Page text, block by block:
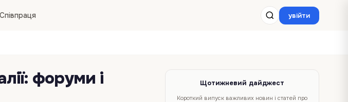
Співпраця увійти
форуми і
Щотижневий дайджест
Короткий випуск важливих новин і статей про